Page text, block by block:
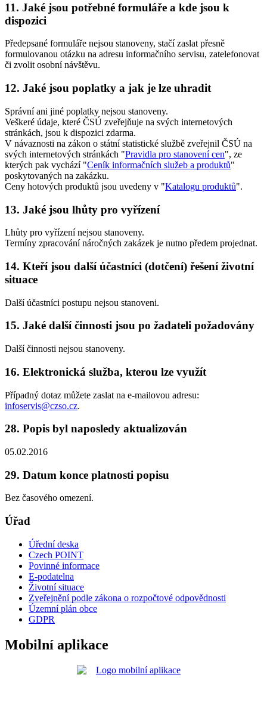
11. Jaké jsou potřebné formuláře a kde jsou k
dispozici
Předepsané formuláře nejsou stanoveny, stačí zaslat přesně
formulovanou otázku na adresu informačního servisu, zatelefonovat
či zvolit osobní návštěvu.
12. Jaké jsou poplatky a jak je lze uhradit
Správní ani jiné poplatky nejsou stanoveny.
Veškeré údaje, které ČSÚ zveřejňuje na svých internetových
stránkách, jsou k dispozici zdarma.
V návaznosti na zákon o státní statistické službě zveřejnil ČSÚ na
svých internetových stránkách "Pravidla pro stanovení cen", ze
kterých pak vychází "Ceník informačních služeb a produktů"
poskytovaných na zakázku.
Ceny hotových produktů jsou uvedeny v "Katalogu produktů".
13. Jaké jsou lhůty pro vyřízení
Lhůty pro vyřízení nejsou stanoveny.
Termíny zpracování náročných zakázek je nutno předem projednat.
14. Kteří jsou další účastníci (dotčení) řešení životní
situace
Další účastníci postupu nejsou stanoveni.
15. Jaké další činnosti jsou po žadateli požadovány
Další činnosti nejsou stanoveny.
16. Elektronická služba, kterou lze využít
Případný dotaz můžete zaslat na e-mailovou adresu:
infoservis@czso.cz.
28. Popis byl naposledy aktualizován
05.02.2016
29. Datum konce platnosti popisu
Bez časového omezení.
Úřad
Úřední deska
Czech POINT
Povinné informace
E-podatelna
Životní situace
Zveřejnění podle zákona o rozpočtové odpovědnosti
Územní plán obce
GDPR
Mobilní aplikace